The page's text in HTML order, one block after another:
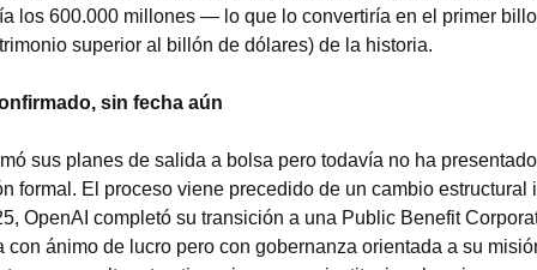
los 600.000 millones — lo que lo convertiría en el primer
superior al billón de dólares) de la historia.
sin fecha aún
sus planes de salida a bolsa pero todavía no ha presentado
formal. El proceso viene precedido de un cambio estructural
OpenAI completó su transición a una Public Benefit
con ánimo de lucro pero con gobernanza orientada a su